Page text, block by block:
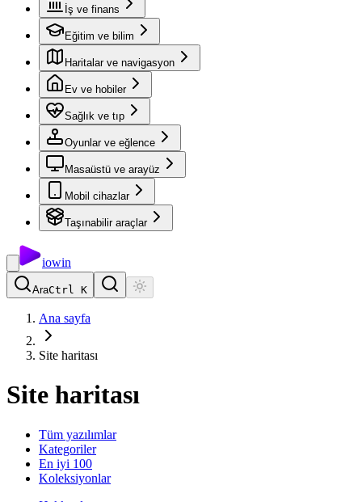
İş ve finans
Eğitim ve bilim
Haritalar ve navigasyon
Ev ve hobiler
Sağlık ve tıp
Oyunlar ve eğlence
Masaüstü ve arayüz
Mobil cihazlar
Taşınabilir araçlar
iowin
AraCtrl K
Ana sayfa
Site haritası
Site haritası
Tüm yazılımlar
Kategoriler
En iyi 100
Koleksiyonlar